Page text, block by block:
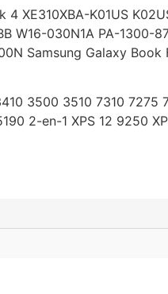
XE310XBA-K01US
W16-030N1A PA-
Samsung Galaxy Book
3500 3510 7310
2-en-1 XPS 12 9250